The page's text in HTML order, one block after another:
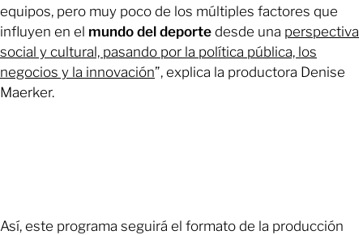
equipos, pero muy poco de los múltiples factores que
influyen en el mundo del deporte desde una perspectiva
social y cultural, pasando por la política pública, los
negocios y la innovación”, explica la productora Denise
Maerker.
Así, este programa seguirá el formato de la producción